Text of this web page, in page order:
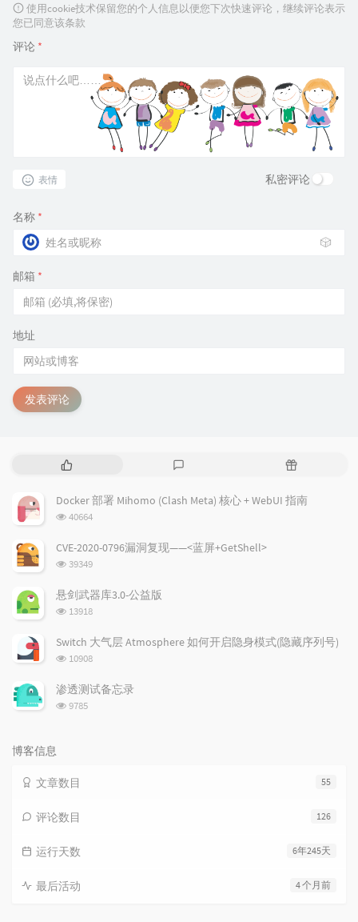
使用cookie技术保留您的个人信息以便您下次快速评论，继续评论表示
您已同意该条款
评论 *
表情 私密评论
名称 *
🎲
邮箱 *
地址
发表评论
热
文
章
评
随
文
章
Docker 部署 Mihomo (Clash Meta) 核心 + WebUI 指南
浏
次
40664
CVE-2020-0796漏洞复现——<蓝屏+GetShell>
浏
次
数:
39349
悬剑武器库3.0-公益版
浏
次
13918
Switch 大气层 Atmosphere 如何开启隐身模式(隐藏序列号)
浏
次
数:
10908
渗透测试备忘录
浏
9785
博客信息
55
文章数目
126
评论数目
6年245天
运行天数
4 个月前
最后活动